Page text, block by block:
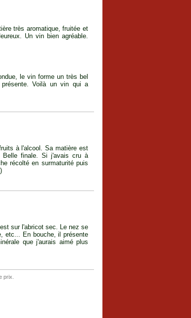
très aromatique, fruitée et
Un vin bien agréable.
le vin forme un très bel
présente. Voilà un vin qui a
à l'alcool. Sa matière est
Belle finale. Si j'avais cru à
récolté en surmaturité puis
sur l'abricot sec. Le nez se
etc... En bouche, il présente
que j'aurais aimé plus
prix.